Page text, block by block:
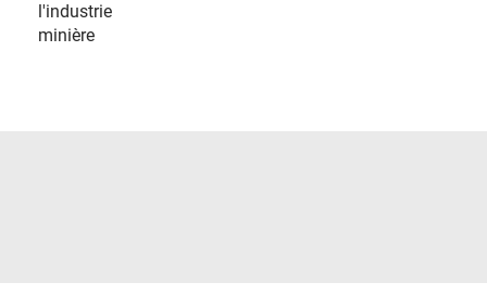
l'industrie
minière